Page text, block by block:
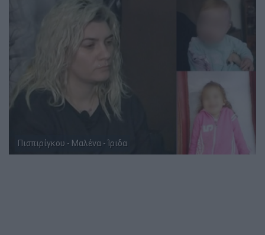
Πισπιρίγκου - Μαλένα - Ίριδα